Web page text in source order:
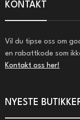
KONTAKT
Vil du tipse oss om
en rabattkode som
Kontakt oss her!
NYESTE